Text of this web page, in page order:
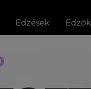
Edzések Edzők